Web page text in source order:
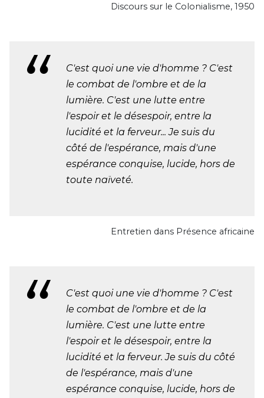
Discours sur le Colonialisme, 1950
C'est quoi une vie d'homme ? C'est
le combat de l'ombre et de la
lumière. C'est une lutte entre
l'espoir et le désespoir, entre la
lucidité et la ferveur... Je suis du
côté de l'espérance, mais d'une
espérance conquise, lucide, hors de
toute naïveté.
Entretien dans Présence africaine
C'est quoi une vie d'homme ? C'est
le combat de l'ombre et de la
lumière. C'est une lutte entre
l'espoir et le désespoir, entre la
lucidité et la ferveur. Je suis du côté
de l'espérance, mais d'une
espérance conquise, lucide, hors de